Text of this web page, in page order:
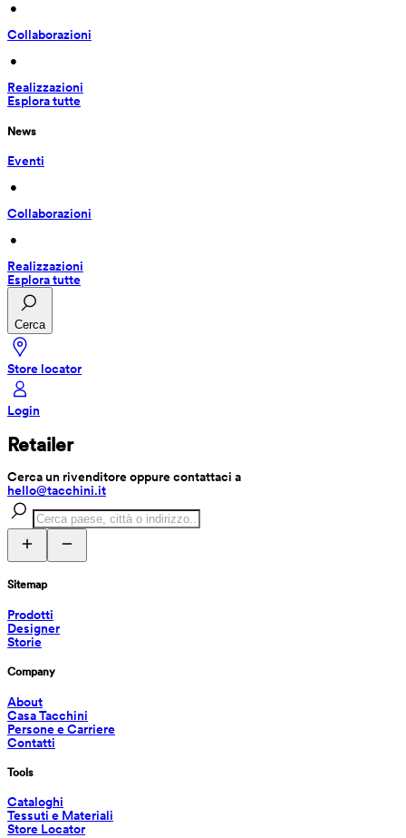
•
Collaborazioni
•
Realizzazioni
Esplora tutte
News
Eventi
•
Collaborazioni
•
Realizzazioni
Esplora tutte
Cerca
Store locator
Login
Retailer
Cerca un rivenditore oppure contattaci a
hello@tacchini.it
Sitemap
Prodotti
Designer
Storie
Company
About
Casa Tacchini
Persone e Carriere
Contatti
Tools
Cataloghi
Tessuti e Materiali
Store Locator